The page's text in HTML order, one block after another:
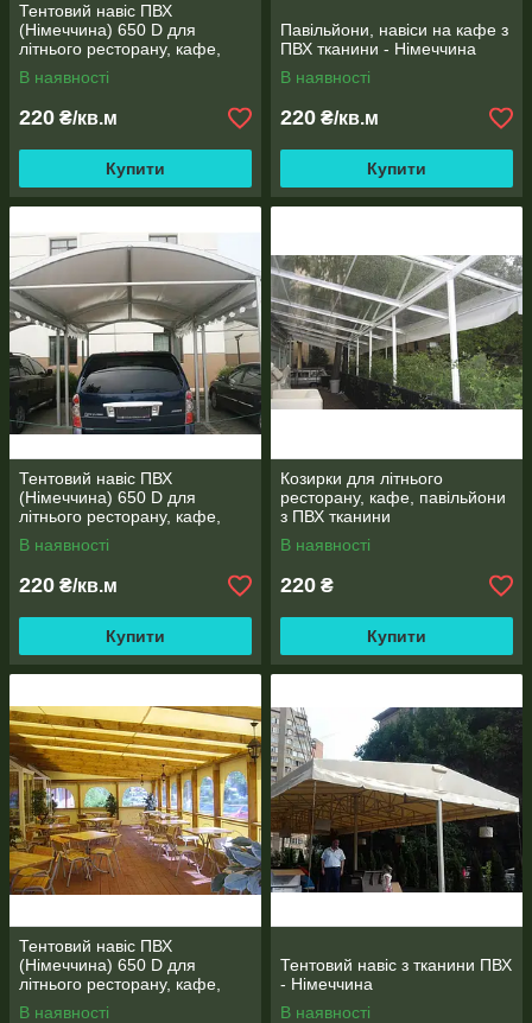
Тентовий навіс ПВХ
(Німеччина) 650 D для
літнього ресторану, кафе,
павільйони
В наявності
220 ₴/кв.м
Купити
Павільйони, навіси на кафе з
ПВХ тканини - Німеччина
В наявності
220 ₴/кв.м
Купити
Тентовий навіс ПВХ
(Німеччина) 650 D для
літнього ресторану, кафе,
павільйони
В наявності
220 ₴/кв.м
Купити
Козирки для літнього
ресторану, кафе, павільйони
з ПВХ тканини
В наявності
220 ₴
Купити
Тентовий навіс ПВХ
(Німеччина) 650 D для
літнього ресторану, кафе,
павільйони
В наявності
Тентовий навіс з тканини ПВХ
- Німеччина
В наявності